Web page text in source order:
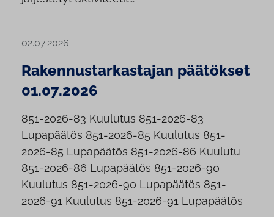
02.07.2026
Rakennustarkastajan päätökset
01.07.2026
851-2026-83 Kuulutus 851-2026-83
Lupapäätös 851-2026-85 Kuulutus 851-
2026-85 Lupapäätös 851-2026-86 Kuulutu
851-2026-86 Lupapäätös 851-2026-90
Kuulutus 851-2026-90 Lupapäätös 851-
2026-91 Kuulutus 851-2026-91 Lupapäätös